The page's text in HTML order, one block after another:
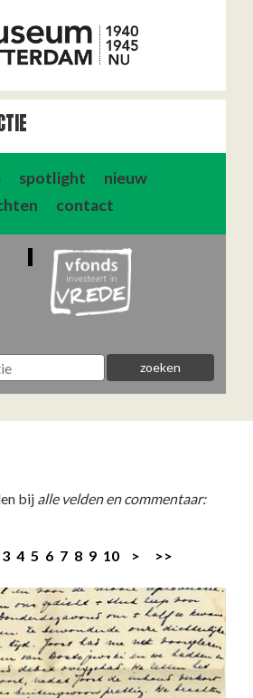
spotlight
nieuw
contact
bij alle velden en commentaar:
3 4 5 6 7 8 9 10 > >>